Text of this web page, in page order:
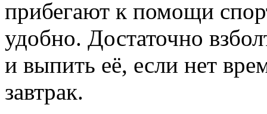
прибегают к помощи
удобно. Достаточно
и выпить её, если нет
завтрак.